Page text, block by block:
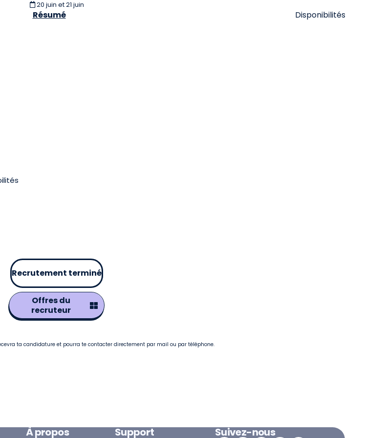
20 juin et 21 juin
Résumé Disponibilités
Recrutement terminé
Offres du
recruteur
ta candidature et pourra te contacter directement par mail ou par téléphone.
À propos Support Suivez-nous